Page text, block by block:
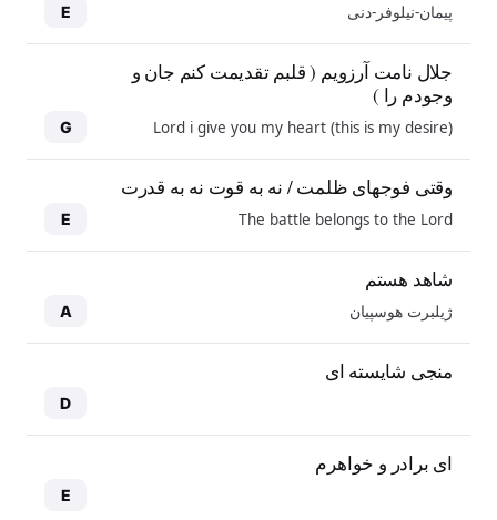
پیمان-نیلوفر-دنی E
جلال نامت آرزویم ( قلبم تقدیمت کنم جان و
وجودم را )
Lord i give you my heart (this is my desire)
G
وقتی فوجهای ظلمت / نه به قوت نه به قدرت
The battle belongs to the Lord
E
شاهد هستم
ژیلبرت هوسپیان A
منجی شایسته ای
D
ای برادر و خواهرم
E